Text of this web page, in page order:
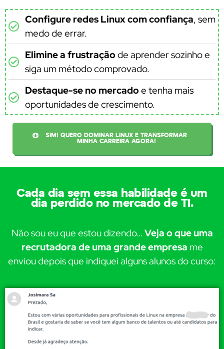
Configure redes Linux com confiança, sem
medo de errar.
Elimine a frustração de aprender sozinho e
siga um método comprovado.
Destaque-se no mercado e tenha mais
oportunidades de crescimento.
SIM! QUERO DOMINAR LINUX E TRANSFORMAR
MINHA CARREIRA AGORA!
Cada dia sem essa habilidade é um
dia perdido no mercado de TI.
Não sou eu que estou dizendo… Veja o que uma
recrutadora de uma grande empresa me
enviou depois que indiquei alguns alunos do curso: